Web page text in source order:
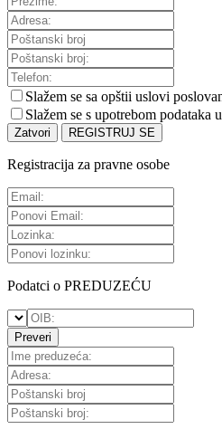
Slažem se sa opštii uslovi
Slažem se s upotrebom podataka
Zatvori REGISTRUJ SE
Registracija za pravne osobe
Podatci o PREDUZEĆU
Preveri